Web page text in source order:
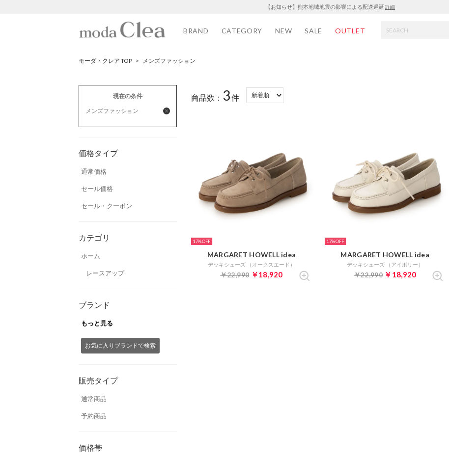
【お知らせ】熊本地域地震の影響による配送遅延 詳細
BRAND CATEGORY NEW SALE OUTLET
モーダ・クレア TOP > メンズファッション
現在の条件
メンズファッション
価格タイプ
通常価格
セール価格
セール・クーポン
カテゴリ
ホーム
レースアップ
ブランド
もっと見る
お気に入りブランドで検索
販売タイプ
通常商品
予約商品
価格帯
商品数： 3件
17%
MARGARET HOWELL idea
デッキシューズ （オークスエード）
￥22,990 ￥18,920
17%
MARGARET HOWELL idea
デッキシューズ （アイボリー）
￥22,990 ￥18,920